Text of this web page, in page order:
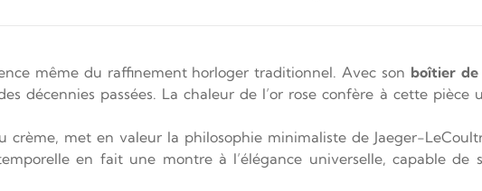
même du raffinement horloger traditionnel. Avec son boîtier de
décennies passées. La chaleur de l’or rose confère à cette pièce
crème, met en valeur la philosophie minimaliste de Jaeger-
en fait une montre à l’élégance universelle, capable de